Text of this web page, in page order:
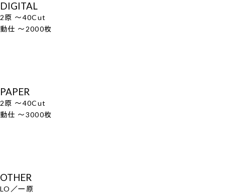
DIGITAL
2原 ～40Cut
動仕 ～2000枚
PAPER
2原 ～40Cut
動仕 ～3000枚
OTHER
LO／一原